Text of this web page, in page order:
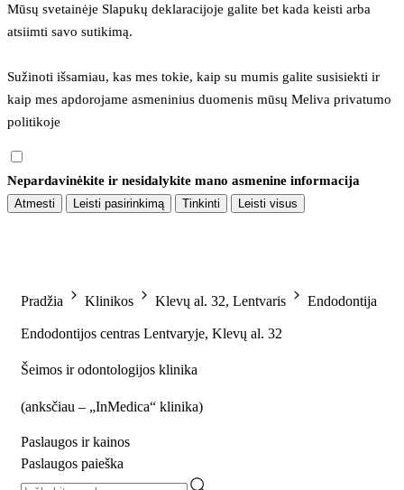
Mūsų svetainėje Slapukų deklaracijoje galite bet kada keisti arba
atsiimti savo sutikimą.
Sužinoti išsamiau, kas mes tokie, kaip su mumis galite susisiekti ir
kaip mes apdorojame asmeninius duomenis mūsų Meliva privatumo
politikoje
Nepardavinėkite ir nesidalykite mano asmenine informacija
Atmesti Leisti pasirinkimą Tinkinti Leisti visus
Pradžia Klinikos Klevų al. 32, Lentvaris Endodontija
Endodontijos centras Lentvaryje, Klevų al. 32
Šeimos ir odontologijos klinika
(anksčiau – „InMedica“ klinika)
Paslaugos ir kainos
Paslaugos paieška